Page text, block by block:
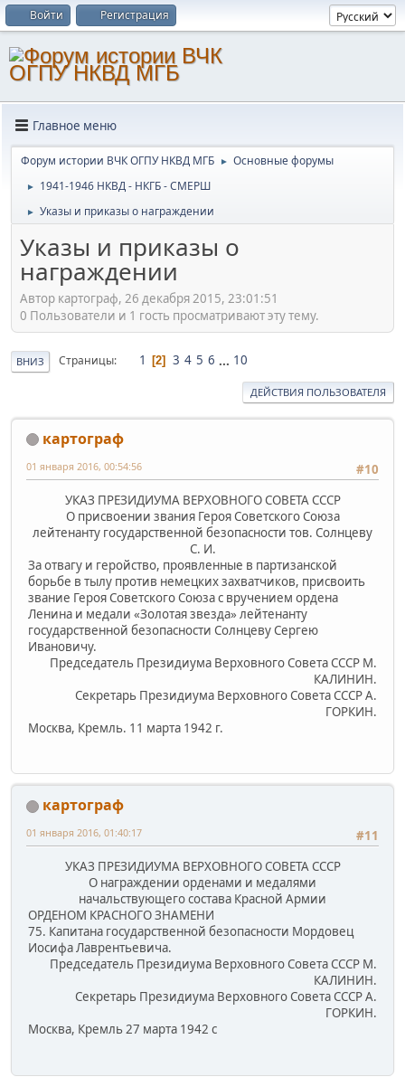
Войти Регистрация
Главное меню
Форум истории ВЧК ОГПУ НКВД МГБ ► Основные форумы
► 1941-1946 НКВД - НКГБ - СМЕРШ
► Указы и приказы о награждении
Указы и приказы о
награждении
Автор картограф, 26 декабря 2015, 23:01:51
0 Пользователи и 1 гость просматривают эту тему.
ВНИЗ Страницы 1 2 3 4 5 6 ... 10
ДЕЙСТВИЯ ПОЛЬЗОВАТЕЛЯ
картограф
#10
01 января 2016, 00:54:56
УКАЗ ПРЕЗИДИУМА ВЕРХОВНОГО СОВЕТА СССР
О присвоении звания Героя Советского Союза
лейтенанту государственной безопасности тов. Солнцеву
С. И.
За отвагу и геройство, проявленные в партизанской
борьбе в тылу против немецких захватчиков, присвоить
звание Героя Советского Союза с вручением ордена
Ленина и медали «Золотая звезда» лейтенанту
государственной безопасности Солнцеву Сергею
Ивановичу.
Председатель Президиума Верховного Совета СССР М.
КАЛИНИН.
Секретарь Президиума Верховного Совета СССР А.
ГОРКИН.
Москва, Кремль. 11 марта 1942 г.
картограф
#11
01 января 2016, 01:40:17
УКАЗ ПРЕЗИДИУМА ВЕРХОВНОГО СОВЕТА СССР
О награждении орденами и медалями
начальствующего состава Красной Армии
ОРДЕНОМ КРАСНОГО ЗНАМЕНИ
75. Капитана государственной безопасности Мордовец
Иосифа Лаврентьевича.
Председатель Президиума Верховного Совета СССР М.
КАЛИНИН.
Секретарь Президиума Верховного Совета СССР А.
ГОРКИН.
Москва, Кремль 27 марта 1942 с